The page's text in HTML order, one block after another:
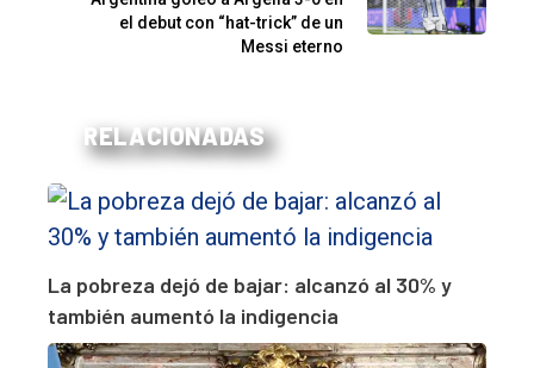
el debut con “hat-trick” de un
Messi eterno
RELACIONADAS
La pobreza dejó de bajar: alcanzó al 30% y
también aumentó la indigencia